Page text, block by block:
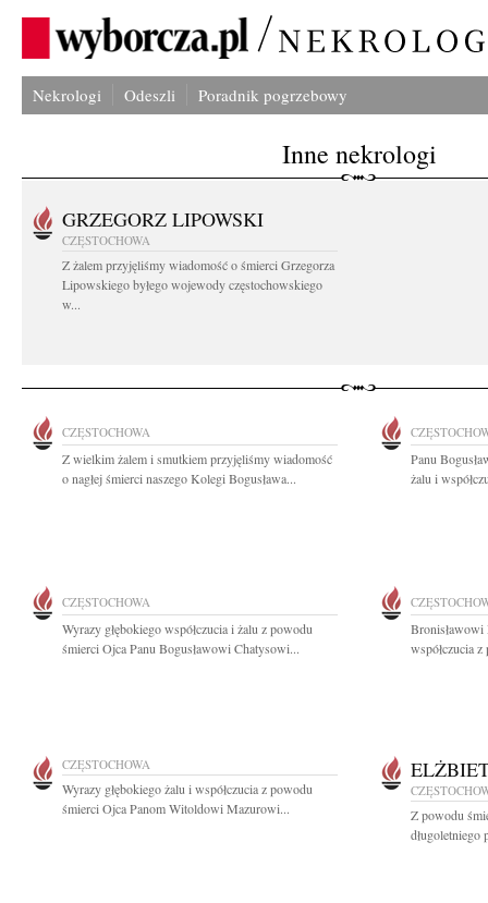
Nekrologi Odeszli Poradnik pogrzebowy
Inne nekrologi
GRZEGORZ LIPOWSKI
CZĘSTOCHOWA
Z żalem przyjęliśmy wiadomość o śmierci Grzegorza
Lipowskiego byłego wojewody częstochowskiego
w...
CZĘSTOCHOWA
Z wielkim żalem i smutkiem przyjęliśmy wiadomość
o nagłej śmierci naszego Kolegi Bogusława...
Panu
żalu i
CZĘSTOCHOWA
Wyrazy głębokiego współczucia i żalu z powodu
śmierci Ojca Panu Bogusławowi Chatysowi...
Bronisławowi
współczucia
CZĘSTOCHOWA
Wyrazy głębokiego żalu i współczucia z powodu
śmierci Ojca Panom Witoldowi Mazurowi...
Z powodu
długoletniego